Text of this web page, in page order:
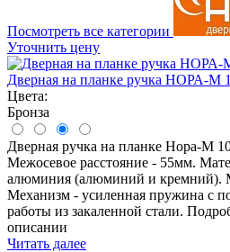
Посмотреть все категории
Уточнить цену
Дверная на планке ручка НОРА-М
Цвета:
Бронза
Дверная ручка на планке Нора-М
Межосевое расстояние - 55мм.
алюминия (алюминий и кремний).
Механизм - усиленная пружина с
работы из закаленной стали.
описании
Читать далее